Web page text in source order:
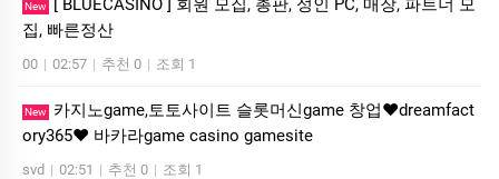
New
[ BLUECASINO ] 회원 모집, 총판, 성인 PC, 매장, 파트너 모
집, 빠른정산
00 | 02:57 | 추천 0 | 조회 1
New
카­지노game,토­토사이트 슬­롯머­신game 창업❤dreamfact
ory365❤ 바­카라game casino gamesite
svd | 02:51 | 추천 0 | 조회 1